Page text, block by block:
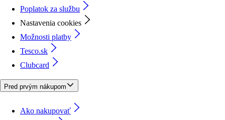
Poplatok za službu
Nastavenia cookies
Možnosti platby
Tesco.sk
Clubcard
Pred prvým nákupom
Ako nakupovať